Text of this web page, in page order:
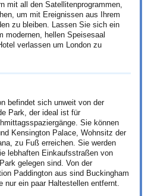
mit all den Satellitenprogrammen,
um mit Ereignissen aus Ihrem
zu bleiben. Lassen Sie sich ein
modernen, hellen Speisesaal
verlassen um London zu
befindet sich unweit von der
Park, der ideal ist für
Sie können
Kensington Palace, Wohnsitz der
zu Fuß erreichen. Sie werden
lebhaften Einkaufsstraßen von
gelegen sind. Von der
Paddington aus sind Buckingham
nur ein paar Haltestellen entfernt.